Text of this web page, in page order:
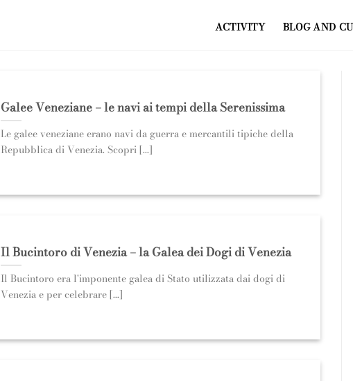
ACTIVITY BLOG AND
Galee Veneziane – le navi ai tempi della Serenissima
Le galee veneziane erano navi da guerra e mercantili tipiche della
Repubblica di Venezia. Scopri [...]
Il Bucintoro di Venezia – la Galea dei Dogi di Venezia
Il Bucintoro era l'imponente galea di Stato utilizzata dai dogi di
Venezia e per celebrare [...]